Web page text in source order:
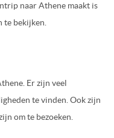
naar Athene maakt is
te bekijken.
Er zijn veel
te vinden. Ook zijn
om te bezoeken.